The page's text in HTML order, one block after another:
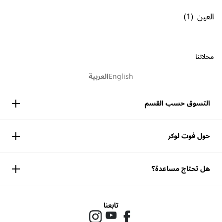
العين
محلاتنا
Englishالعربية
التسوق حسب القسم
حول فوت لوكر
هل تحتاج مساعدة؟
تابعنا